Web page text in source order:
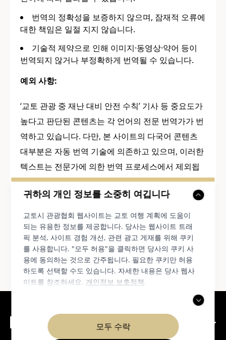
귀하의 개인 정보를 소중히 여깁니다
교토시 관광협회 웹사이트는 교토 여행 계획에 도움이
되는 유용한 정보를 제공합니다. 당사는 웹사이트 트래
픽 분석, 사이트 경험 개선, 관련 광고 게재를 위해 쿠키
를 사용합니다. "모두 허용"을 클릭하면 당사의 쿠키 사
용에 동의하는 것으로 간주됩니다. 필요한 쿠키만 허용
하도록 선택할 수도 있습니다. 자세한 내용은 당사 웹사
이트를 참조하세요. 개인정보 보호정책.
모두 수락
번역의 정확성을 보증하지 않으며, 잠재적 오류에
대한 책임은 일절 지지 않습니다.
기술적 제약으로 인해 이미지·동영상·약어 등이
번역되지 않거나 부정확하게 번역될 수 있습니다.
예외 사항:
‘교토 관광 중 재난 대비 안전 수칙’ 기사 등 중요도가
높다고 판단된 콘텐츠는 각 언어의 전문 번역가가 번
역하고 있습니다. 다만, 본 사이트의 다국어 콘텐츠
대부분은 자동 번역 기술에 의존하고 있으며, 이러한
텍스트는 전문가에 의한 번역 프로세스에서 제외됩
니다.
불명확한 점이 있는 경우, 전문 번역가가 작성한 본
웹사이트의 영어판을 참고하시기 바랍니다.
교토에 대하여